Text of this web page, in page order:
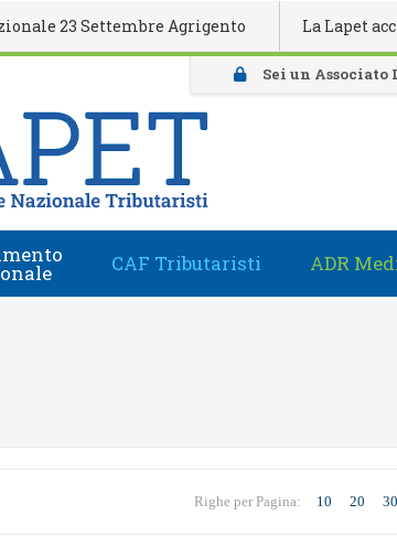
CAF Tributaristi ADR
23 Settembre Agrigento La Lapet
Sei un Associato
Righe per Pagina: 10 20 30